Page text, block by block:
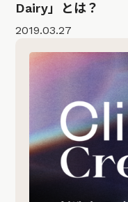
Dairy」とは？
2019.03.27